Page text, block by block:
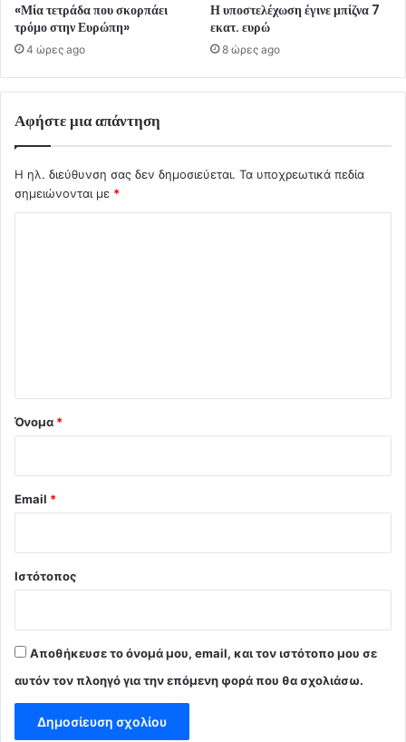
«Μία τετράδα που σκορπάει
τρόμο στην Ευρώπη»
4 ώρες ago
Η υποστελέχωση έγινε μπίζνα 7
εκατ. ευρώ
8 ώρες ago
Αφήστε μια απάντηση
Η ηλ. διεύθυνση σας δεν δημοσιεύεται. Τα υποχρεωτικά πεδία
σημειώνονται με *
Όνομα *
Email *
Ιστότοπος
Αποθήκευσε το όνομά μου, email, και τον ιστότοπο μου σε
αυτόν τον πλοηγό για την επόμενη φορά που θα σχολιάσω.